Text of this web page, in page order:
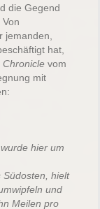
die Gegend
jemanden,
hat,
Chronicle vom
mit
hier um
Südosten, hielt
und
Meilen pro